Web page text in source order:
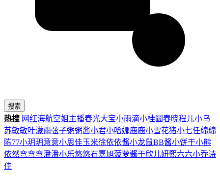
搜索
热搜 网红海航空姐 主播春光大宝小雨滴小桂圆春晓程儿小乌
苏敏敏叶濛雨弦子粥粥酱小君小哈娜鹿鹿小雪花猪小七任绵绵
陈77小玥玥意意小思佳玉米徐依依酱小龙鼠BB酱小饼干小熊
依然弯弯弯潘潘小乐悠悠石嘉旭菠萝酱于欣儿妍熙六六小乔诗
佳